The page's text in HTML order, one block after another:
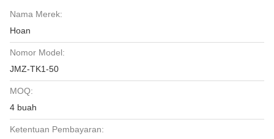
Nama Merek:
Hoan
Nomor Model:
JMZ-TK1-50
MOQ:
4 buah
Ketentuan Pembayaran: